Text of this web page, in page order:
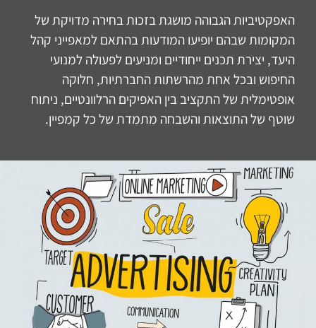
האפקטיביות הגבוהה מושגת בזכות בחירה מדויקת של
המקומות שבהם יופיעו המודעות בהתאם למאפייני קהל
היעד, יצירת תכנים ייחודיים ומניעים לפעולה למנועי
החיפוש ובכל אחת מהרשתות החברתיות, חלוקה
אופטימלית של התקציב בין האפיקים הרלוונטיים, ניתוח
שוטף של התוצאות והשבחה מתמדת של כל קמפיין.